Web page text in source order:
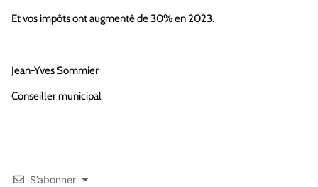
Et vos impôts ont augmenté de 30% en 2023.
Jean-Yves Sommier
Conseiller municipal
S’abonner